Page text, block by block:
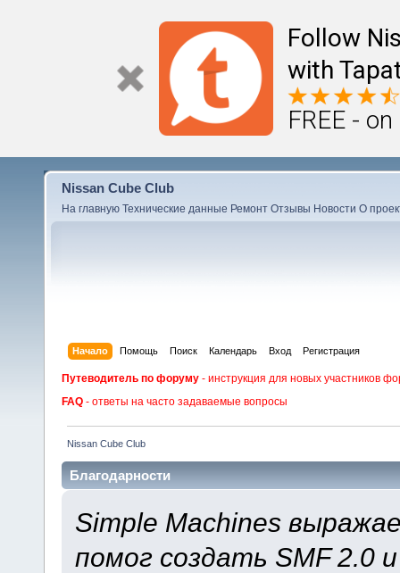
Follow
with
FREE -
Nissan Cube Club
На главную Технические данные Ремонт Отзывы Новости О
Начало Помощь Поиск Календарь Вход Регистрация
Путеводитель по форуму - инструкция для новых участников
FAQ - ответы на часто задаваемые вопросы
Nissan Cube Club
Благодарности
Simple Machines
помог создать SMF 2.0